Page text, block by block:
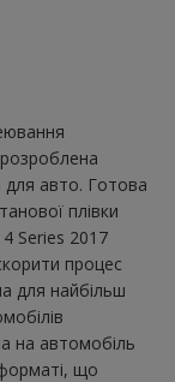
для авто. Готова
плівки
Series 2017
процес
для найбільш
на автомобіль
що